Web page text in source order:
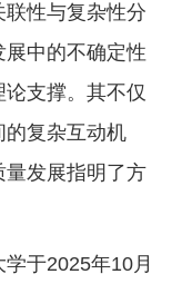
性与复杂性分
中的不确定性
支撑。其不仅
的复杂互动机
发展指明了方
于2025年10月